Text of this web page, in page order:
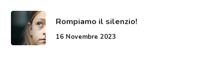
Rompiamo il silenzio!
16 Novembre 2023